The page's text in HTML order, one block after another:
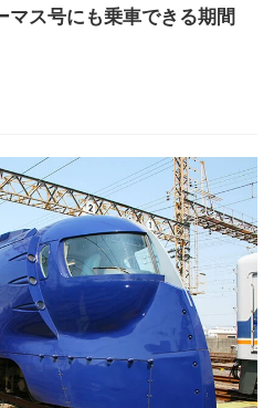
マス号にも乗車できる期間